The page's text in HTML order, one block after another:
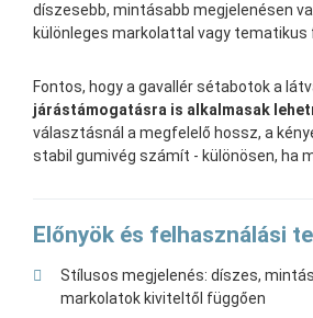
díszesebb, mintásabb megjelenésen
különleges markolattal vagy tematikus
Fontos, hogy a gavallér sétabotok a
járástámogatásra is alkalmasak
választásnál a megfelelő hossz, a
stabil gumivég számít - különösen, ha
Előnyök és felhasználási
Stílusos megjelenés: díszes,
markolatok kiviteltől függően